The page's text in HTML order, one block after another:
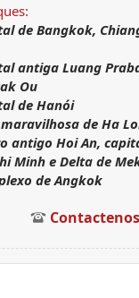
de Bangkok,
antiga Luang
Ou
de Hanói
de Ha
antigo Hoi An,
Minh e Delta de
de Angkok
Contactenos